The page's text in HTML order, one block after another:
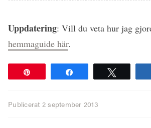
Uppdatering: Vill du veta hur jag
hemmaguide här.
Publicerat 2 september 2013